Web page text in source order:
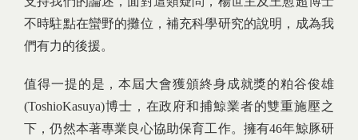
不時駐點在蠻野的攤位，補充科學研究的說明，成為我
們有力的後援。
值得一提的是，本屆大會獲頒終身成就獎的粕谷俊雄
(ToshioKasuya)博士，在政府和捕鯨業者的雙重施壓之
下，仍然本著專業良心協助保育工作。擁有46年鯨豚研